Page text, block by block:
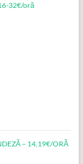
32€/oră
– 14,19€/ORĂ